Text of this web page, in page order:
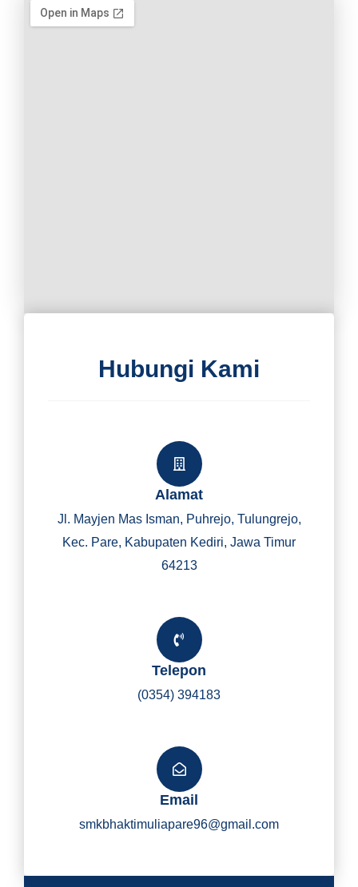
Y
I
Hubungi Kami
Alamat
Jl. Mayjen Mas Isman, Puhrejo, Tulungrejo,
Kec. Pare, Kabupaten Kediri, Jawa Timur
64213
Telepon
(0354) 394183
Email
smkbhaktimuliapare96@gmail.com